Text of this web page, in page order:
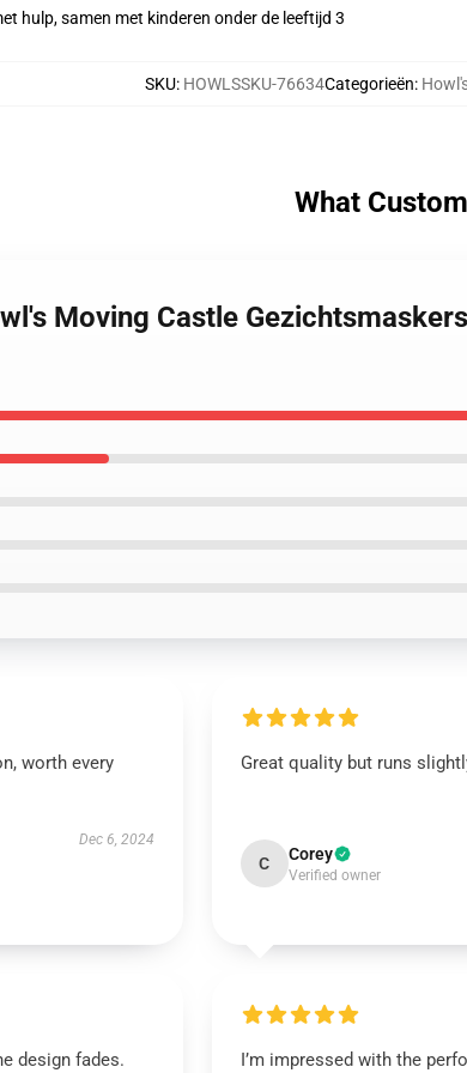
hulp, samen met kinderen onder de leeftijd 3
SKU: HOWLSSKU-76634Categorieën:
What
Moving Castle
worth every
Dec 6, 2024
Great quality but runs
C Corey
Verified owner
design fades.
I’m impressed with the